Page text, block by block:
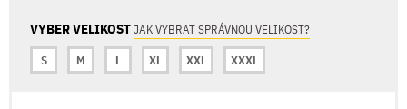
VYBER VELIKOSTJAK VYBRAT SPRÁVNOU VELIKOST?
S
M L XL XXL XXXL